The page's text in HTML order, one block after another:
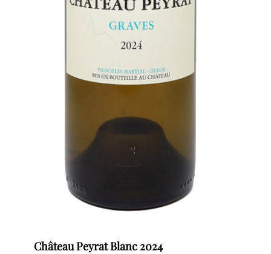
Château Peyrat Blanc 2024